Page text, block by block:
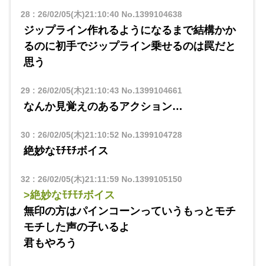
28: 26/02/05(木)21:10:40 No.1399104638
ジップライン作れるようになるまで結構かか
るのに初手でジップライン乗せるのは罠だと
思う
29: 26/02/05(木)21:10:43 No.1399104661
なんか見覚えのあるアクション…
30 : 26/02/05(木)21:10:52 No.1399104728
絶妙なﾓﾁﾓﾁボイス
32 : 26/02/05(木)21:11:59No.1399105150
>絶妙なﾓﾁﾓﾁボイス
無印の方はパインコーンっていうもっとモチ
モチした声の子いるよ
君もやろう